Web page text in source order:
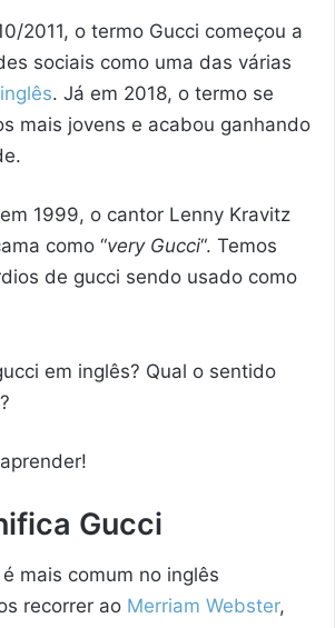
2011, o termo Gucci começou a
sociais como uma das várias
. Já em 2018, o termo se
mais jovens e acabou ganhando
1999, o cantor Lenny Kravitz
como “very Gucci“. Temos
de gucci sendo usado como
em inglês? Qual o sentido
Gucci
mais comum no inglês
recorrer ao Merriam Webster,